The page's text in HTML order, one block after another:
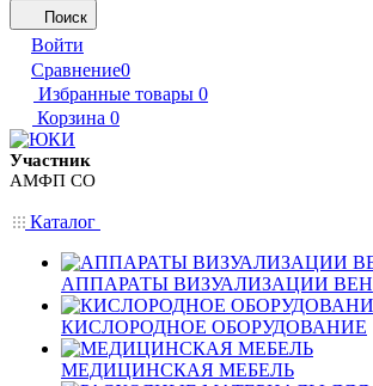
Поиск
Войти
Сравнение0
Избранные товары 0
Корзина 0
Участник
АМФП СО
Каталог
АППАРАТЫ ВИЗУАЛИЗАЦИИ ВЕН
КИСЛОРОДНОЕ ОБОРУДОВАНИЕ
МЕДИЦИНСКАЯ МЕБЕЛЬ